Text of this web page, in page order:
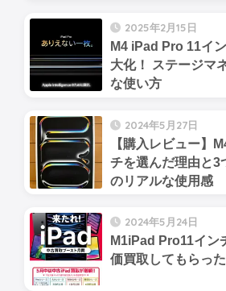
2025年2月15日
M4 iPad Pro 11イ
大化！ ステージマ
な使い方
2024年5月27日
【購入レビュー】
チを選んだ理由と3
のリアルな使用感
2024年5月24日
M1iPad Pro11イン
価買取してもらった